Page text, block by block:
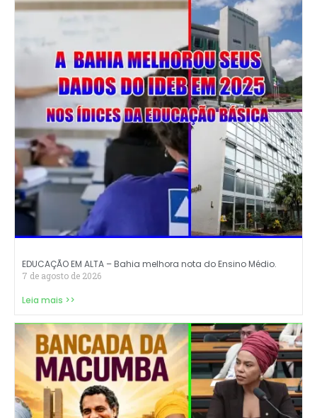
EDUCAÇÃO EM ALTA – Bahia melhora nota do Ensino Médio.
7 de agosto de 2026
Leia mais >>